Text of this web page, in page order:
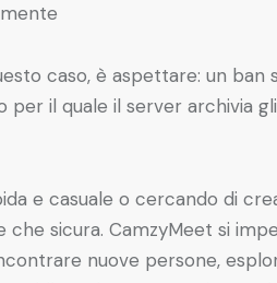
caso, è aspettare: un
il quale il server archivia
e casuale o cercando di
sicura. CamzyMeet si
nuove persone,